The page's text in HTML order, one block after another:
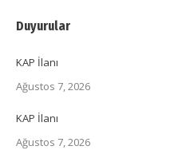
Duyurular
KAP İlanı
Ağustos 7, 2026
KAP İlanı
Ağustos 7, 2026